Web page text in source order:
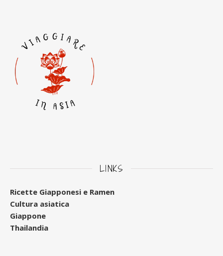
LINKS
Ricette Giapponesi e Ramen
Cultura asiatica
Giappone
Thailandia